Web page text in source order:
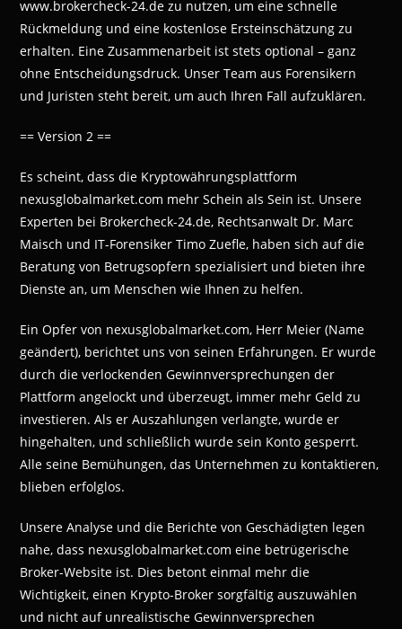
www.brokercheck-24.de zu nutzen, um eine schnelle
Rückmeldung und eine kostenlose Ersteinschätzung zu
erhalten. Eine Zusammenarbeit ist stets optional – ganz
ohne Entscheidungsdruck. Unser Team aus Forensikern
und Juristen steht bereit, um auch Ihren Fall aufzuklären.
== Version 2 ==
Es scheint, dass die Kryptowährungsplattform
nexusglobalmarket.com mehr Schein als Sein ist. Unsere
Experten bei Brokercheck-24.de, Rechtsanwalt Dr. Marc
Maisch und IT-Forensiker Timo Zuefle, haben sich auf die
Beratung von Betrugsopfern spezialisiert und bieten ihre
Dienste an, um Menschen wie Ihnen zu helfen.
Ein Opfer von nexusglobalmarket.com, Herr Meier (Name
geändert), berichtet uns von seinen Erfahrungen. Er wurde
durch die verlockenden Gewinnversprechungen der
Plattform angelockt und überzeugt, immer mehr Geld zu
investieren. Als er Auszahlungen verlangte, wurde er
hingehalten, und schließlich wurde sein Konto gesperrt.
Alle seine Bemühungen, das Unternehmen zu kontaktieren,
blieben erfolglos.
Unsere Analyse und die Berichte von Geschädigten legen
nahe, dass nexusglobalmarket.com eine betrügerische
Broker-Website ist. Dies betont einmal mehr die
Wichtigkeit, einen Krypto-Broker sorgfältig auszuwählen
und nicht auf unrealistische Gewinnversprechen